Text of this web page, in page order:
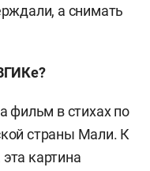
а снимать
фильм в стихах по
страны Мали. К
картина